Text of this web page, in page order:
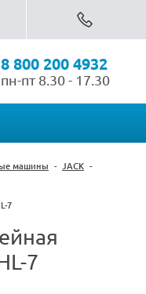
8 800 200 4932
пн-пт 8.30 - 17.30
машины - JACK -
7
7